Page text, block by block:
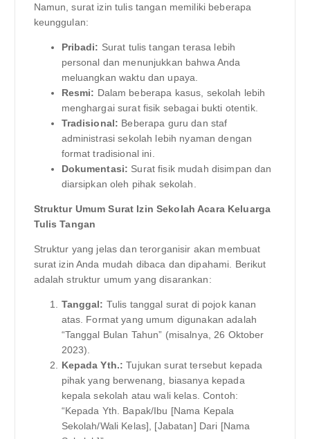
Namun, surat izin tulis tangan memiliki beberapa
keunggulan:
Pribadi: Surat tulis tangan terasa lebih
personal dan menunjukkan bahwa Anda
meluangkan waktu dan upaya.
Resmi: Dalam beberapa kasus, sekolah lebih
menghargai surat fisik sebagai bukti otentik.
Tradisional: Beberapa guru dan staf
administrasi sekolah lebih nyaman dengan
format tradisional ini.
Dokumentasi: Surat fisik mudah disimpan dan
diarsipkan oleh pihak sekolah.
Struktur Umum Surat Izin Sekolah Acara Keluarga
Tulis Tangan
Struktur yang jelas dan terorganisir akan membuat
surat izin Anda mudah dibaca dan dipahami. Berikut
adalah struktur umum yang disarankan:
Tanggal: Tulis tanggal surat di pojok kanan
atas. Format yang umum digunakan adalah
“Tanggal Bulan Tahun” (misalnya, 26 Oktober
2023).
Kepada Yth.: Tujukan surat tersebut kepada
pihak yang berwenang, biasanya kepada
kepala sekolah atau wali kelas. Contoh:
“Kepada Yth. Bapak/Ibu [Nama Kepala
Sekolah/Wali Kelas], [Jabatan] Dari [Nama